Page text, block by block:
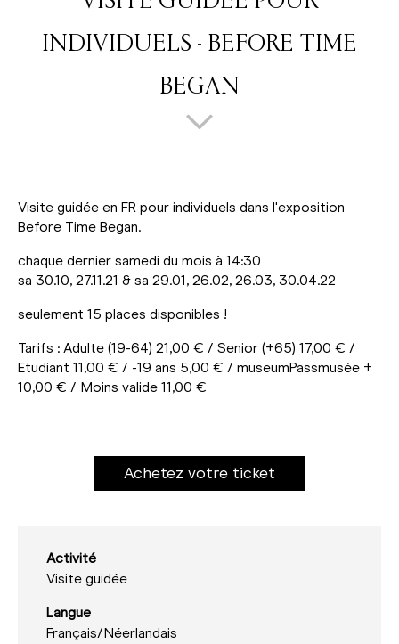
INDIVIDUELS - BEFORE TIME
BEGAN
Visite guidée en FR pour individuels dans l'exposition
Before Time Began.
chaque dernier samedi du mois à 14:30
sa 30.10, 27.11.21 & sa 29.01, 26.02, 26.03, 30.04.22
seulement 15 places disponibles !
Tarifs : Adulte (19-64) 21,00 € / Senior (+65) 17,00 € /
Etudiant 11,00 € / -19 ans 5,00 € / museumPassmusée +
10,00 € / Moins valide 11,00 €
Achetez votre ticket
Activité
Visite guidée
Langue
Français/Néerlandais